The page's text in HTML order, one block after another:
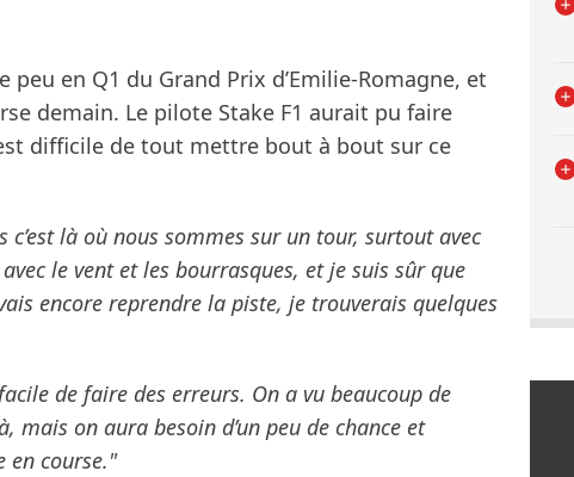
en Q1 du Grand Prix d’Emilie-Romagne, et
demain. Le pilote Stake F1 aurait pu faire
difficile de tout mettre bout à bout sur ce
c’est là où nous sommes sur un tour, surtout avec
le vent et les bourrasques, et je suis sûr que
encore reprendre la piste, je trouverais quelques
de faire des erreurs. On a vu beaucoup de
mais on aura besoin d’un peu de chance et
en course."